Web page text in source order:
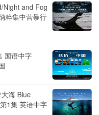
Night and Fog
粹集中营暴行
国语中字
海 Blue
1集 英语中字